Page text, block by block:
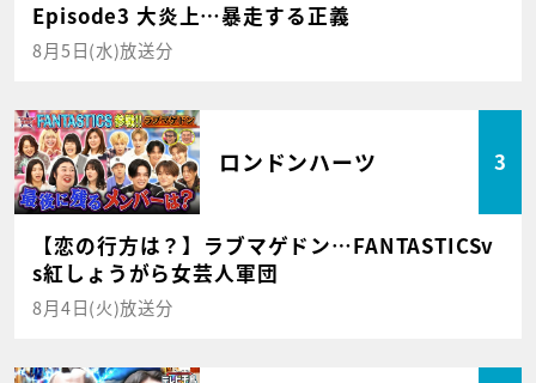
Episode3 大炎上…暴走する正義
8月5日(水)放送分
ロンドンハーツ 3
【恋の行方は？】ラブマゲドン…FANTASTICSv
s紅しょうがら女芸人軍団
8月4日(火)放送分